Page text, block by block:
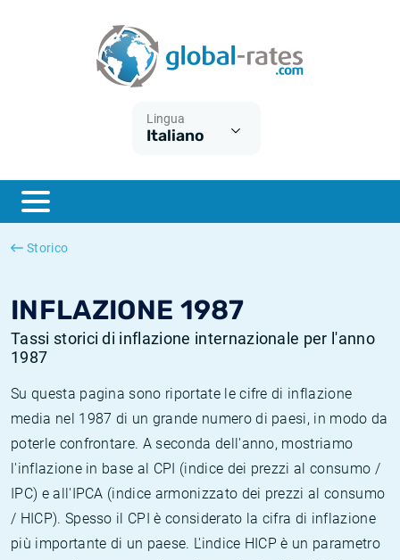
Lingua
Italiano
Storico
INFLAZIONE 1987
Tassi storici di inflazione internazionale per l'anno
1987
Su questa pagina sono riportate le cifre di inflazione
media nel 1987 di un grande numero di paesi, in modo da
poterle confrontare. A seconda dell'anno, mostriamo
l'inflazione in base al CPI (indice dei prezzi al consumo /
IPC) e all'IPCA (indice armonizzato dei prezzi al consumo
/ HICP). Spesso il CPI è considerato la cifra di inflazione
più importante di un paese. L'indice HICP è un parametro
ESTER
SONIA
Cos'è l'inflazione CPI?
Cos'è l'inflazione HICP?
Inflazione Italia
Inflazione Stati Uniti
Tassi storici Euribor
Tassi storici di SONIA
Tassi storici di TONAR
Calcolatore dell’inflazione